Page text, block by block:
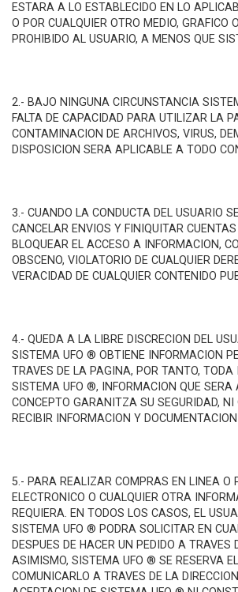
ESTARA A LO ESTABLECIDO EN LO
O POR CUALQUIER OTRO MEDIO,
PROHIBIDO AL USUARIO, A MENOS QUE
2.- BAJO NINGUNA CIRCUNSTANCIA
FALTA DE CAPACIDAD PARA UTILIZAR LA
CONTAMINACION DE ARCHIVOS, VIRUS,
DISPOSICION SERA APLICABLE A TODO
3.- CUANDO LA CONDUCTA DEL USUARIO
CANCELAR ENVIOS Y FINIQUITAR
BLOQUEAR EL ACCESO A INFORMACION,
OBSCENO, VIOLATORIO DE CUALQUIER
VERACIDAD DE CUALQUIER CONTENIDO
4.- QUEDA A LA LIBRE DISCRECION DEL
SISTEMA UFO ® OBTIENE INFORMACION
TRAVES DE LA PAGINA, POR TANTO,
SISTEMA UFO ®, INFORMACION QUE
CONCEPTO GARANITZA SU SEGURIDAD,
RECIBIR INFORMACION Y
5.- PARA REALIZAR COMPRAS EN LINEA O
ELECTRONICO O CUALQUIER OTRA
REQUIERA. EN TODOS LOS CASOS, EL
SISTEMA UFO ® PODRA SOLICITAR EN
DESPUES DE HACER UN PEDIDO A
ASIMISMO, SISTEMA UFO ® SE RESERVA
COMUNICARLO A TRAVES DE LA